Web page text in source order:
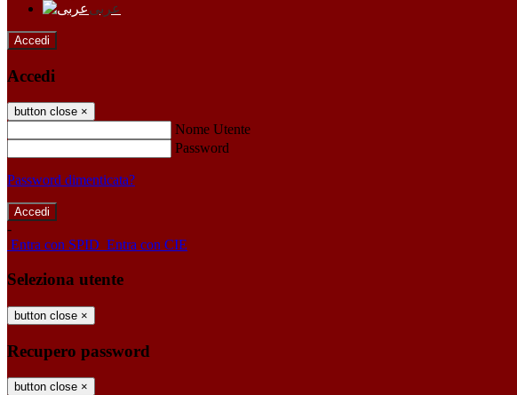
عربى
Accedi
Accedi
button close ×
Nome Utente
Password
Password dimenticata?
-
Entra con SPID Entra con CIE
Seleziona utente
button close ×
Recupero password
button close ×